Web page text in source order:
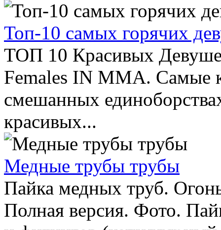
Топ-10 самых горячих
ТОП 10 Красивых
Females IN MMA. Самые
смешанных
красивых...
Медные трубы трубы
Пайка медных труб.
Полная версия. Фото.